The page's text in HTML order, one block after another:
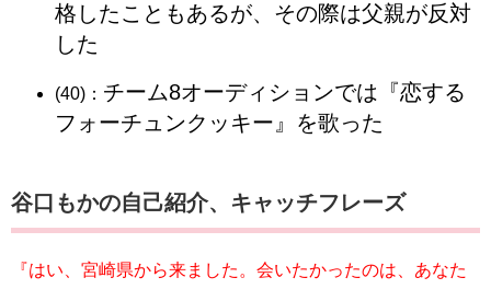
格したこともあるが、その際は父親が反対
した
(40)： チーム8オーディションでは『恋する
フォーチュンクッキー』を歌った
谷口もかの自己紹介、キャッチフレーズ
『はい、宮崎県から来ました。会いたかったのは、あなた